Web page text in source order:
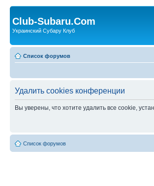
Club-Subaru.Com
Украинский Субару Клуб
Список форумов
Удалить cookies конференции
Вы уверены, что хотите удалить все cookie,
Список форумов